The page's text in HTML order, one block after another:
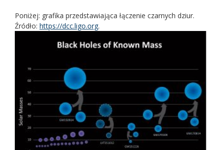
Poniżej: grafika przedstawiająca łączenie czarnych dziur.
Źródło: https://dcc.ligo.org.